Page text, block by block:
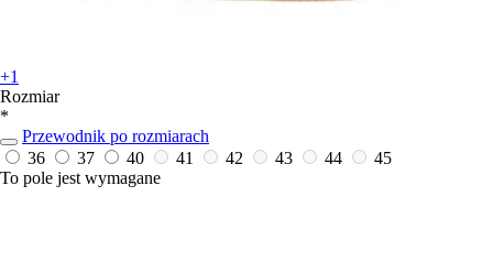
+1
Rozmiar
*
Przewodnik po rozmiarach
36
37 40 41 42 43 44
45
To pole jest wymagane